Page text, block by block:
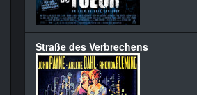
Straße des Verbrechens